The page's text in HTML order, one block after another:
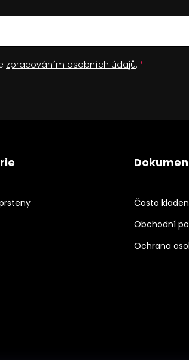
zpracováním osobních údajů.
Často
Obchodní
Ochrana